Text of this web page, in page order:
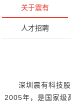
关于震有
人才招聘
深圳震有科技
2005年，是国家级